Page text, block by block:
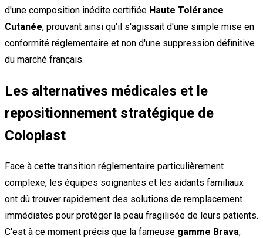
d'une composition inédite certifiée Haute Tolérance
Cutanée, prouvant ainsi qu'il s'agissait d'une simple mise en
conformité réglementaire et non d'une suppression définitive
du marché français.
Les alternatives médicales et le
repositionnement stratégique de
Coloplast
Face à cette transition réglementaire particulièrement
complexe, les équipes soignantes et les aidants familiaux
ont dû trouver rapidement des solutions de remplacement
immédiates pour protéger la peau fragilisée de leurs patients.
C'est à ce moment précis que la fameuse gamme Brava,